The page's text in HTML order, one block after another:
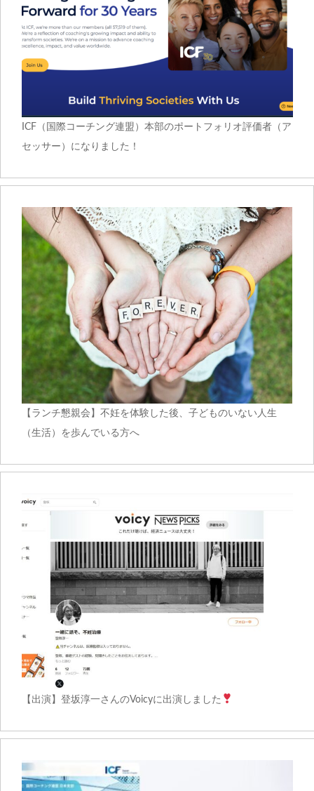
ICF（国際コーチング連盟）本部のポートフォリオ評価者（ア
セッサー）になりました！
【ランチ懇親会】不妊を体験した後、子どものいない人生
（生活）を歩んでいる方へ
【出演】登坂淳一さんのVoicyに出演しました